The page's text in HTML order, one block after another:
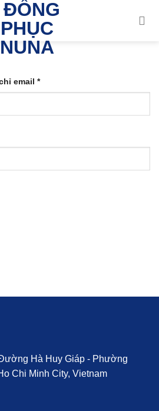
email *Bắt
buộc
Hà Huy Giáp - Phường
Chi Minh City, Vietnam